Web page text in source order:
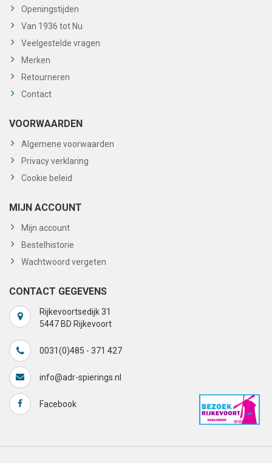
Openingstijden
Van 1936 tot Nu
Veelgestelde vragen
Merken
Retourneren
Contact
VOORWAARDEN
Algemene voorwaarden
Privacy verklaring
Cookie beleid
MIJN ACCOUNT
Mijn account
Bestelhistorie
Wachtwoord vergeten
CONTACT GEGEVENS
Rijkevoortsedijk 31
5447 BD Rijkevoort
0031(0)485 - 371 427
info@adr-spierings.nl
Facebook